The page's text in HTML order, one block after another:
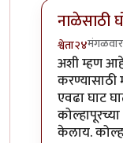
नाळेसाठी
श्वेता२४
In reply to
अशी म्हण
करण्यासाठी
एवढा घाट
केलाय.